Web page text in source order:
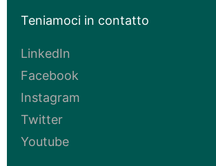
Teniamoci in contatto
LinkedIn
Facebook
Instagram
Twitter
Youtube